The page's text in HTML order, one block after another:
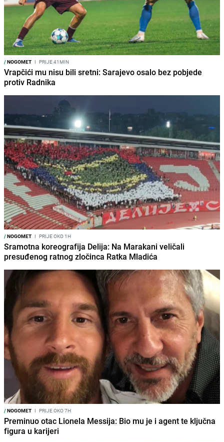
/NOGOMET I PRIJE 41MIN
Vrapčići mu nisu bili sretni: Sarajevo osalo bez pobjede
protiv Radnika
/NOGOMET I PRIJE OKO 1H
Sramotna koreografija Delija: Na Marakani veličali
presuđenog ratnog zločinca Ratka Mladića
/NOGOMET I PRIJE OKO 7H
Preminuo otac Lionela Messija: Bio mu je i agent te ključna
figura u karijeri